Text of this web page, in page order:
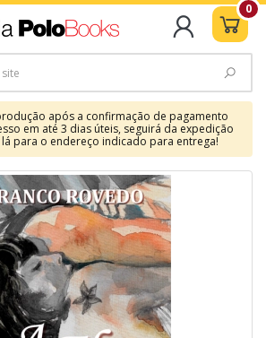
0
após a confirmação de pagamento
em até 3 dias úteis, seguirá da expedição
para o endereço indicado para entrega!